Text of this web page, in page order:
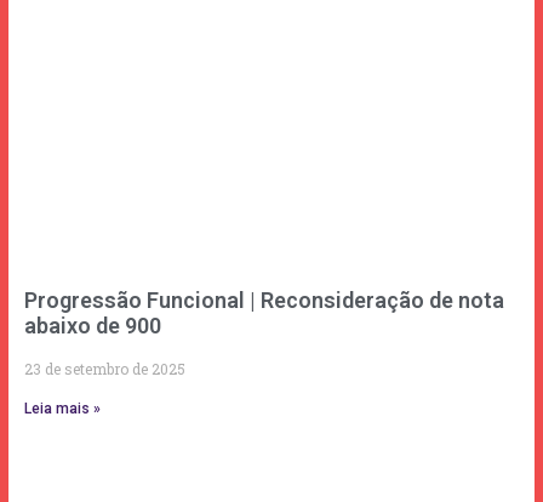
Progressão Funcional | Reconsideração de nota
abaixo de 900
23 de setembro de 2025
Leia mais »